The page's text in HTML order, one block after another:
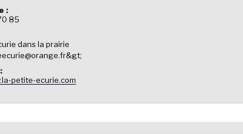
:
85
dans la prairie
petite-ecurie.com